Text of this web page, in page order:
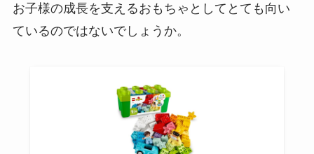
お子様の成長を支えるおもちゃとしてとても向い
ているのではないでしょうか。